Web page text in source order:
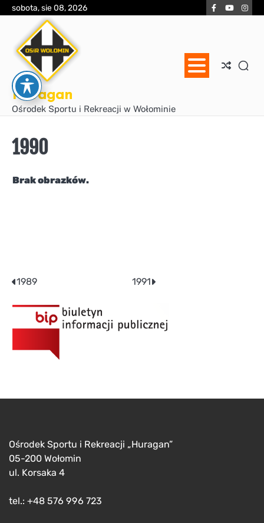
Skip
content
sobota, sie 08, 2026 Facebook
YouTube
Huragan
Ośrodek Sportu i Rekreacji w Wołominie
1990
Brak obrazków.
Nawigacja
wpisu
1989 1991
Ośrodek Sportu i Rekreacji „Huragan”
05-200 Wołomin
ul. Korsaka 4
tel.: +48 576 996 723